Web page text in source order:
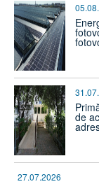
de
27.07.2026